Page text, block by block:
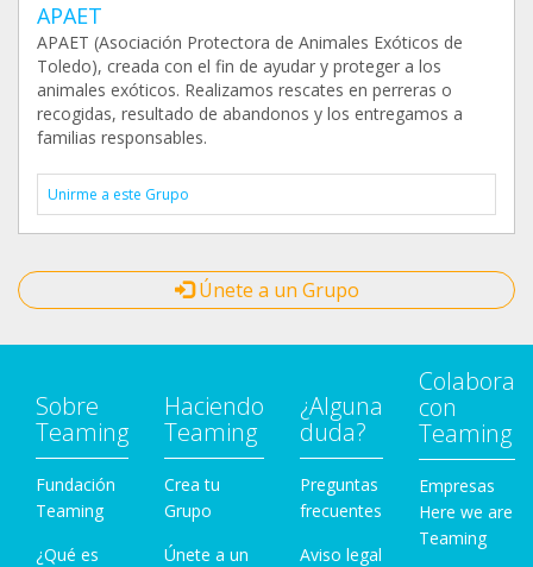
APAET
APAET (Asociación Protectora de Animales Exóticos de
Toledo), creada con el fin de ayudar y proteger a los
animales exóticos. Realizamos rescates en perreras o
recogidas, resultado de abandonos y los entregamos a
familias responsables.
Unirme a este Grupo
Únete a un Grupo
Sobre
Teaming
Fundación
Teaming
¿Qué es
Haciendo
Teaming
Crea tu
Grupo
Únete a un
¿Alguna
duda?
Preguntas
frecuentes
Aviso legal
Colabora
con
Teaming
Empresas
Here we are
Teaming